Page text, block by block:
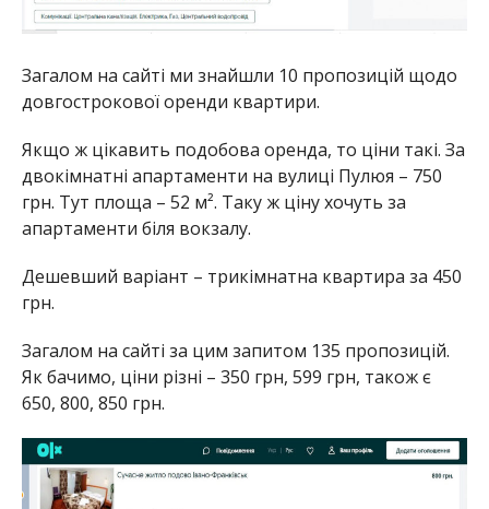
Загалом на сайті ми знайшли 10 пропозицій щодо
довгострокової оренди квартири.
Якщо ж цікавить подобова оренда, то ціни такі. За
двокімнатні апартаменти на вулиці Пулюя – 750
грн. Тут площа – 52 м². Таку ж ціну хочуть за
апартаменти біля вокзалу.
Дешевший варіант – трикімнатна квартира за 450
грн.
Загалом на сайті за цим запитом 135 пропозицій.
Як бачимо, ціни різні – 350 грн, 599 грн, також є
650, 800, 850 грн.